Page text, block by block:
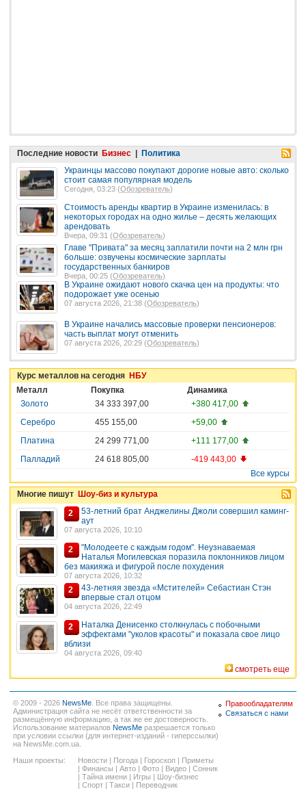
Последние новости Бизнес
Политика
Украинцы массово покупают дорогие новые авто: сколько
стоит самая популярная модель
Сегодня, 03:23 (Обозреватель)
Стоимость аренды квартир в Украине изменилась: в
некоторых городах на одно жилье – десять желающих
арендовать
Вчера, 09:31 (Обозреватель)
Главе "Привата" за месяц заплатили почти на 2 млн грн
больше: озвучены космические зарплаты
государственных банкиров
Вчера, 00:25 (Обозреватель)
В Украине ожидают нового скачка цен на продукты: что
подорожает уже осенью
07 августа 2026, 21:38 (Обозреватель)
В Украине начались массовые проверки пенсионеров:
часть выплат могут отменить
07 августа 2026, 20:29 (Обозреватель)
Курс металлов на сегодня НБУ
Металл
Покупка
Динамика
Золото
34 333 397,00
+380 417,00
Серебро
455 155,00
+59,00
Платина
24 299 771,00
+111 177,00
Палладий
24 618 805,00
-419 443,00
Все курсы
Многие пишут Шоу-биз и культура
2
53-летний брат Анджелины Джоли совершил каминг-
аут
07 августа 2026, 10:10
2
"Молодеете с каждым годом". Неузнаваемая
Наталья Могилевская поразила поклонников лицом
без макияжа и фигурой после похудения
07 августа 2026, 10:32
2
43-летняя звезда «Мстителей» Себастиан Стэн
впервые стал отцом
04 августа 2026, 22:49
2
Наталка Денисенко столкнулась с побочными
эффектами "уколов красоты" и показала свое лицо
вблизи
04 августа 2026, 09:40
смотреть еще
© 2009 - 2026 NewsMe . Все права защищены.
Администрация сайта не несёт ответственности за
размещённую информацию, а так же ее достоверность.
Использование материалов NewsMe разрешается только
при условии ссылки (для интернет-изданий - гиперссылки)
на NewsMe.com.ua.
Наши проекты:
Новости | Погода | Гороскоп | Приметы
| Финансы | Авто | Фото | Видео | Сонник
| Тайна имени | Игры | Шоу-бизнес
| Спорт | Такси | Переводчик
Правообладателям
Связаться с нами